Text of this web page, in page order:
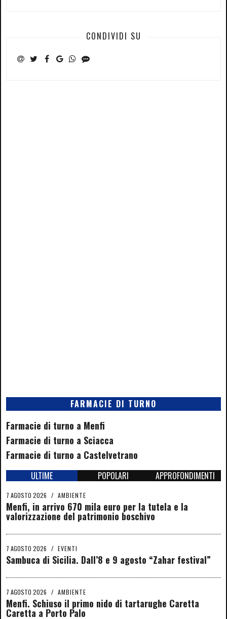
CONDIVIDI SU
FARMACIE DI TURNO
Farmacie di turno a Menfi
Farmacie di turno a Sciacca
Farmacie di turno a Castelvetrano
ULTIME POPOLARI APPROFONDIMENTI
7 AGOSTO 2026 / AMBIENTE
Menfi, in arrivo 670 mila euro per la tutela e la
valorizzazione del patrimonio boschivo
7 AGOSTO 2026 / EVENTI
Sambuca di Sicilia. Dall’8 e 9 agosto “Zahar festival”
7 AGOSTO 2026 / AMBIENTE
Menfi. Schiuso il primo nido di tartarughe Caretta
Caretta a Porto Palo